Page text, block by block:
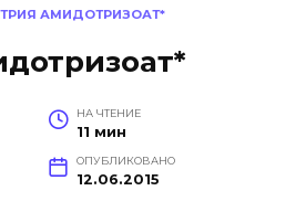
АМИДОТРИЗОАТ*
НА ЧТЕНИЕ
11 мин
ОПУБЛИКОВАНО
12.06.2015